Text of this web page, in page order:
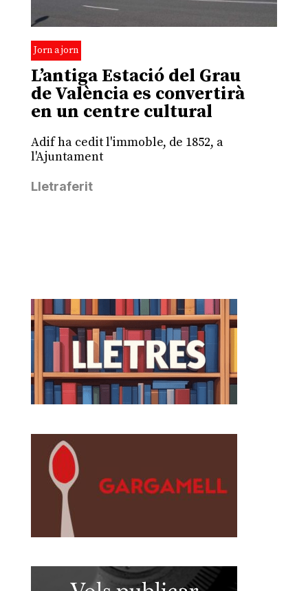
Jorn a jorn
L’antiga Estació del Grau
de València es convertirà
en un centre cultural
Adif ha cedit l'immoble, de 1852, a
l'Ajuntament
Lletraferit